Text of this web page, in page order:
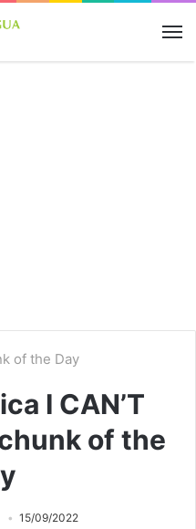
of the Day
I CAN’T
of the
15/09/2022